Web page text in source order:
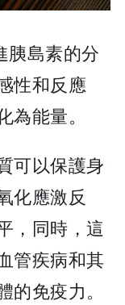
胰島素的分
性和反應
為能量。
可以保護身
化應激反
，同時，這
管疾病和其
的免疫力。